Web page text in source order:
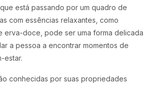
está passando por um quadro de
com essências relaxantes, como
erva-doce, pode ser uma forma delicada
a pessoa a encontrar momentos de
estar.
conhecidas por suas propriedades